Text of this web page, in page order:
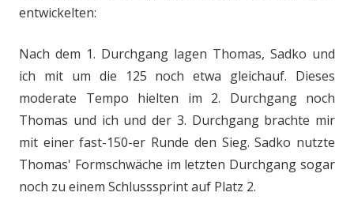
entwickelten:
Nach dem 1. Durchgang lagen Thomas, Sadko und
ich mit um die 125 noch etwa gleichauf. Dieses
moderate Tempo hielten im 2. Durchgang noch
Thomas und ich und der 3. Durchgang brachte mir
mit einer fast-150-er Runde den Sieg. Sadko nutzte
Thomas' Formschwäche im letzten Durchgang sogar
noch zu einem Schlusssprint auf Platz 2.